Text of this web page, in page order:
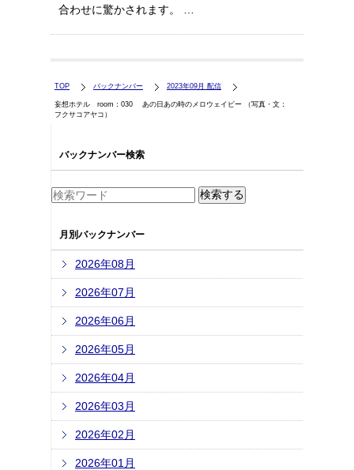
合わせに驚かされます。 …
TOP バックナンバー 2023年09月 配信
妄想ホテル room：030 あの日あの時のメロウェイビー （写真・文：
フクサコアヤコ）
バックナンバー検索
月別バックナンバー
2026年08月
2026年07月
2026年06月
2026年05月
2026年04月
2026年03月
2026年02月
2026年01月